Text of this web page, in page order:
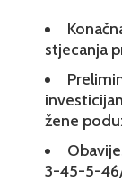
stjecanja
žene
3-45-5-